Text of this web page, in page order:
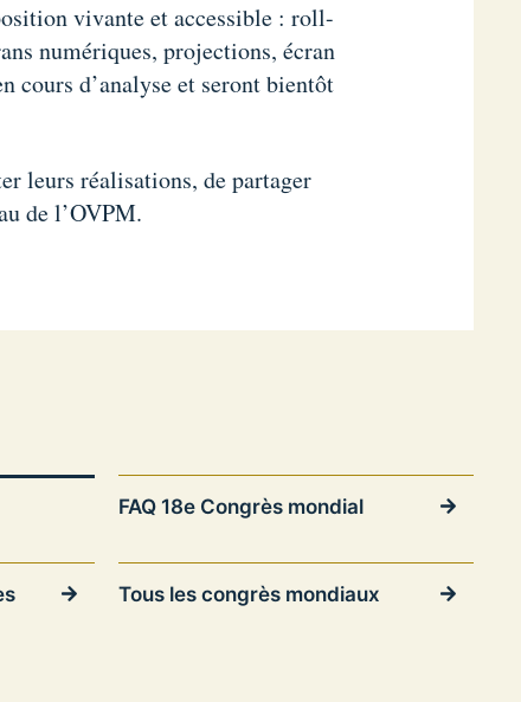
vivante et accessible : roll-
numériques, projections, écran
cours d’analyse et seront bientôt
leurs réalisations, de partager
de l’OVPM.
FAQ 18e Congrès mondial
Tous les congrès mondiaux